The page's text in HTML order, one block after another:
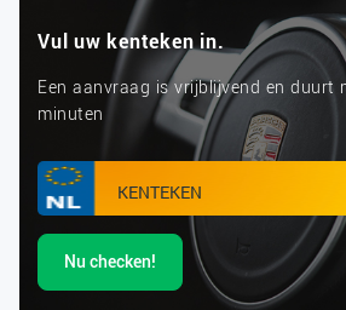
Vul uw kenteken in.
Een aanvraag is vrijblijvend en duurt
minuten
Nu checken!